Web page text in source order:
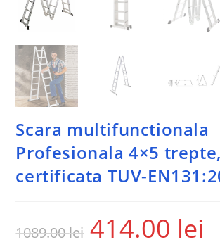
Scara multifunctionala
Profesionala 4×5 trepte,
certificata TUV-
1089.00lei 414.00 lei